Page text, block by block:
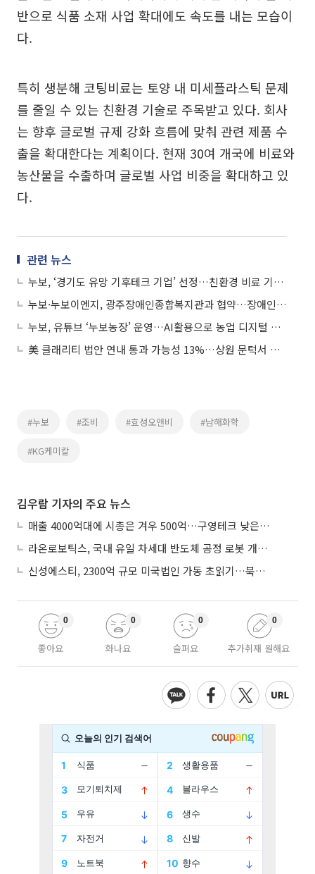
반으로 식품 소재 사업 확대에도 속도를 내는 모습이
다.
특히 생분해 코팅비료는 토양 내 미세플라스틱 문제
를 줄일 수 있는 친환경 기술로 주목받고 있다. 회사
는 향후 글로벌 규제 강화 흐름에 맞춰 관련 제품 수
출을 확대한다는 계획이다. 현재 30여 개국에 비료와
농산물을 수출하며 글로벌 사업 비중을 확대하고 있
다.
관련 뉴스
누보, ‘경기도 유망 기후테크 기업’ 선정…친환경 비료 기술력 입증
누보·누보이엔지, 광주장애인종합복지관과 협약…장애인 고용 확대 추진
누보, 유튜브 ‘누보농장’ 운영…AI활용으로 농업 디지털 전환 앞당겨
美 클래리티 법안 연내 통과 가능성 13%…상원 문턱서 제동
#누보 #조비 #효성오앤비 #남해화학
#KG케미칼
김우람 기자의 주요 뉴스
매출 4000억대에 시총은 겨우 500억…구영테크 낮은 몸값에 저가 승계 마무리
라온로보틱스, 국내 유일 차세대 반도체 공정 로봇 개발 ‘고객사 테스트 진행’
신성에스티, 2300억 규모 미국법인 가동 초읽기…북미 ESS 공략 본격화
좋아요
0
화나요
0
슬퍼요
0
추가취재 원해요
0